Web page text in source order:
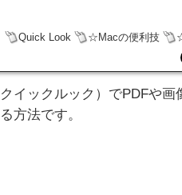
Quick Look ☆Macの便利技
イックルック）でPDFや画
方法です。